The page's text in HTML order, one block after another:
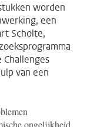
worden
een
Scholte,
Challenges
van een
ongelijkheid